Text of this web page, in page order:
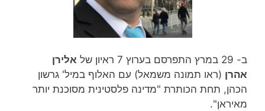
ב- 29 במרץ התפרסם בערוץ 7 ראיון של
אלירן
אהרן (ראו תמונה משמאל) עם האלוף במיל' גרשון
הכהן, תחת הכותרת "מדינה פלסטינית מסוכנת יותר
מאיראן".